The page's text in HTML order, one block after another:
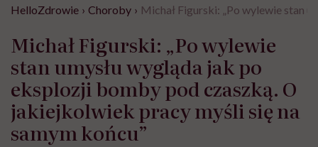
HelloZdrowie › Choroby › Michał Figurski: „Po wylewie stan
Michał Figurski: „Po wylewie
stan umysłu wygląda jak po
eksplozji bomby pod czaszką. O
jakiejkolwiek pracy myśli się na
samym końcu”